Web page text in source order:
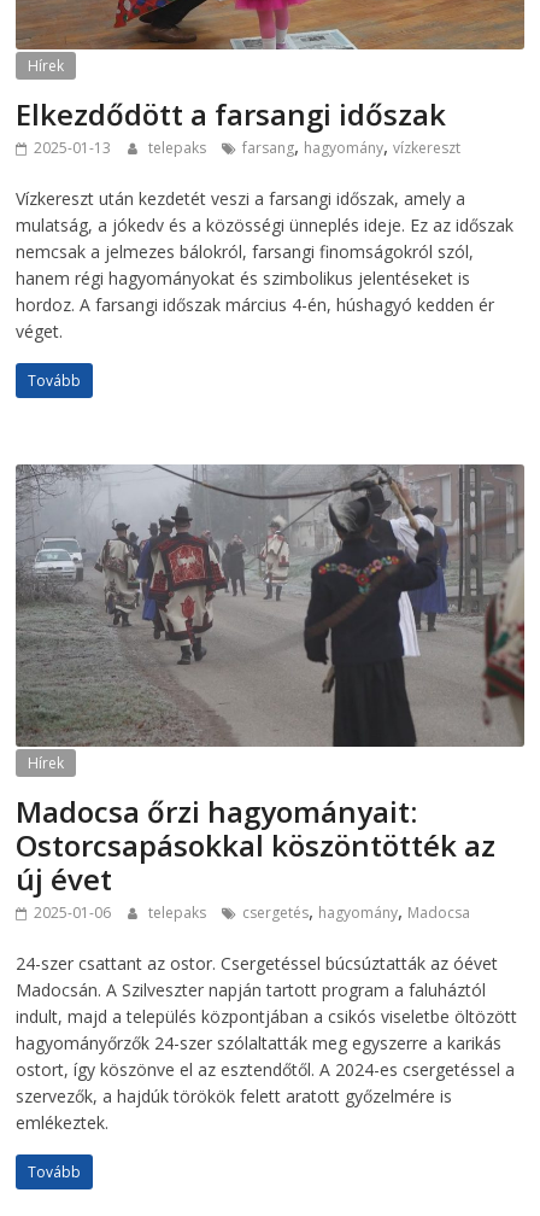
Hírek
Elkezdődött a farsangi időszak
2025-01-13 telepaks farsang, hagyomány,vízkereszt
Vízkereszt után kezdetét veszi a farsangi időszak, amely a
mulatság, a jókedv és a közösségi ünneplés ideje. Ez az időszak
nemcsak a jelmezes bálokról, farsangi finomságokról szól,
hanem régi hagyományokat és szimbolikus jelentéseket is
hordoz. A farsangi időszak március 4-én, húshagyó kedden ér
véget.
Tovább
Hírek
Madocsa őrzi hagyományait:
Ostorcsapásokkal köszöntötték az
új évet
2025-01-06 telepaks csergetés, hagyomány, Madocsa
24-szer csattant az ostor. Csergetéssel búcsúztatták az óévet
Madocsán. A Szilveszter napján tartott program a faluháztól
indult, majd a település központjában a csikós viseletbe öltözött
hagyományőrzők 24-szer szólaltatták meg egyszerre a karikás
ostort, így köszönve el az esztendőtől. A 2024-es csergetéssel a
szervezők, a hajdúk törökök felett aratott győzelmére is
emlékeztek.
Tovább